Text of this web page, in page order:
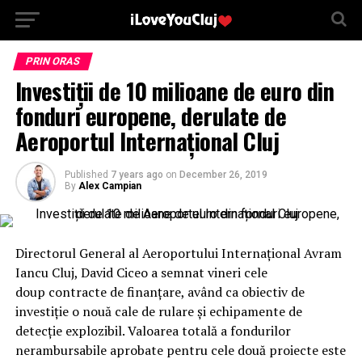
PRIN ORAS
Investiții de 10 milioane de euro din
fonduri europene, derulate de
Aeroportul Internațional Cluj
Published 7 years ago on December 26, 2019
By Alex Campian
Directorul General al Aeroportului Internațional Avram
Iancu Cluj, David Ciceo a semnat vineri cele
doup contracte de finanțare, având ca obiectiv de
investiție o nouă cale de rulare și echipamente de
detecție explozibil. Valoarea totală a fondurilor
nerambursabile aprobate pentru cele două proiecte este